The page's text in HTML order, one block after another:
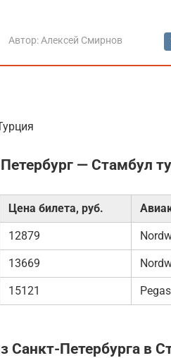
Автор: Алексей Смирнов
— Стамбул
Цена билета, руб.
12879
13669
15121
Петербурга в